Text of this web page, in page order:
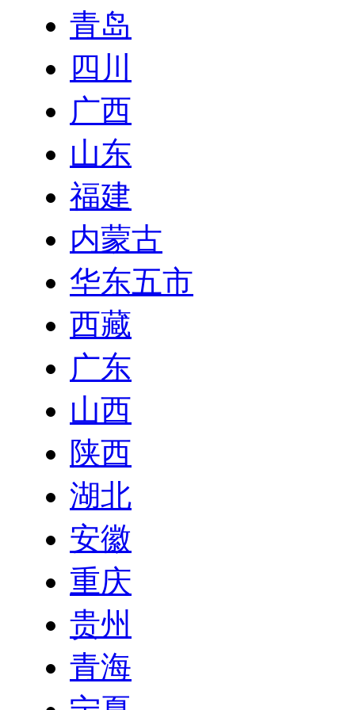
青岛
四川
广西
山东
福建
内蒙古
华东五市
西藏
广东
山西
陕西
湖北
安徽
重庆
贵州
青海